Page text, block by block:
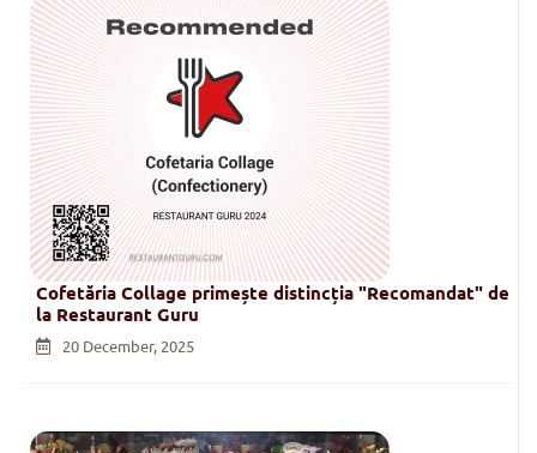
Cofetăria Collage primește distincția "Recomandat" de
la Restaurant Guru
20 December, 2025